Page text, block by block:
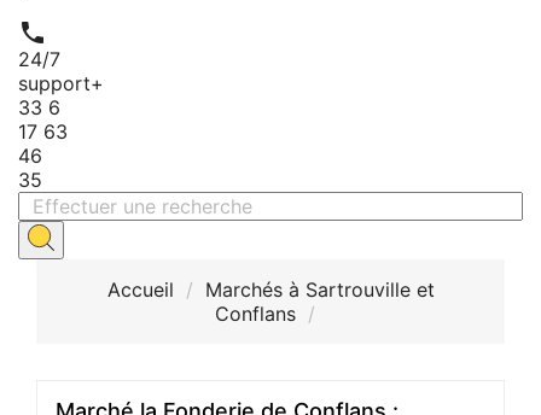

24/7
support+
33 6
17 63
46
35
Accueil
Marchés à Sartrouville et
Conflans